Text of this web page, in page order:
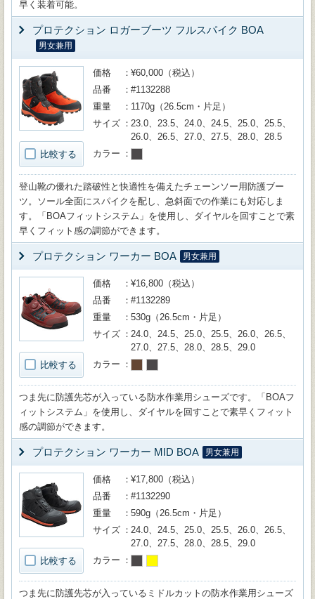
早く装着可能。
プロテクション ロガーブーツ フルスパイク BOA
男女兼用
比較する
価格
¥60,000（税込）
品番
#1132288
重量
1170g（26.5cm・片足）
サイズ
23.0、23.5、24.0、24.5、25.0、25.5、
26.0、26.5、27.0、27.5、28.0、28.5
カラー
登山靴の優れた踏破性と快適性を備えたチェーンソー用防護ブー
ツ。ソール全面にスパイクを配し、急斜面での作業にも対応しま
す。「BOAフィットシステム」を使用し、ダイヤルを回すことで素
早くフィット感の調節ができます。
プロテクション ワーカー BOA 男女兼用
比較する
価格
¥16,800（税込）
品番
#1132289
重量
530g（26.5cm・片足）
サイズ
24.0、24.5、25.0、25.5、26.0、26.5、
27.0、27.5、28.0、28.5、29.0
カラー
つま先に防護先芯が入っている防水作業用シューズです。「BOAフ
ィットシステム」を使用し、ダイヤルを回すことで素早くフィット
感の調節ができます。
プロテクション ワーカー MID BOA 男女兼用
比較する
価格
¥17,800（税込）
品番
#1132290
重量
590g（26.5cm・片足）
サイズ
24.0、24.5、25.0、25.5、26.0、26.5、
27.0、27.5、28.0、28.5、29.0
カラー
つま先に防護先芯が入っているミドルカットの防水作業用シューズ